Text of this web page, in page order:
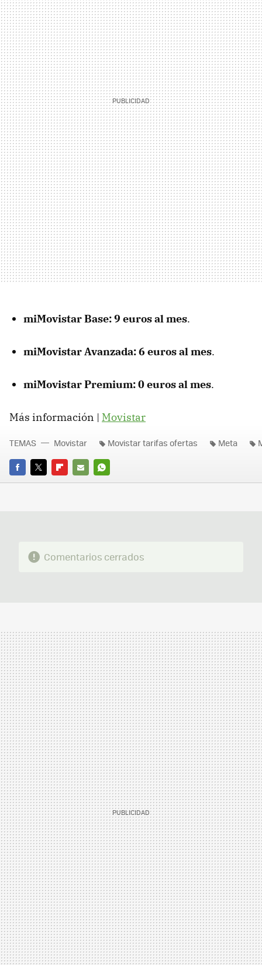
miMovistar Base: 9 euros al mes.
miMovistar Avanzada: 6 euros al mes.
miMovistar Premium: 0 euros al mes.
Más información | Movistar
FACEBOOK
TWITTERFLIPBOARD
E-
WHATSAPP
TEMAS Movistar Movistar tarifas ofertas Meta
Comentarios cerrados